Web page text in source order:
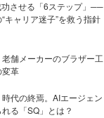
功させる「6ステップ」──
キャリア迷子”を救う指針
舗メーカーのブラザー工
変革
時代の終焉。AIエージェン
る「SQ」とは？